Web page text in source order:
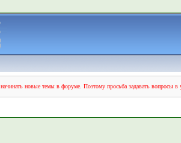
начинать новые темы в форуме. Поэтому просьба задавать вопросы